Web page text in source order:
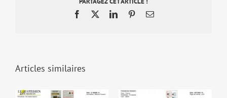
Facebook LinkedInPinterestEmail
Articles similaires